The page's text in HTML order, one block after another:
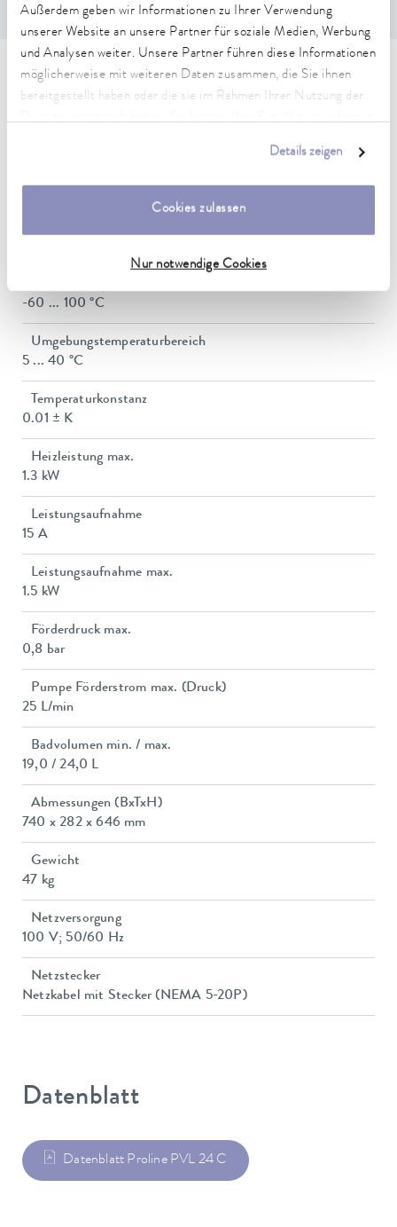
Außerdem geben wir Informationen zu Ihrer Verwendung
unserer Website an unsere Partner für soziale Medien, Werbung
und Analysen weiter. Unsere Partner führen diese Informationen
möglicherweise mit weiteren Daten zusammen, die Sie ihnen
bereitgestellt haben oder die sie im Rahmen Ihrer Nutzung der
Details zeigen
Cookies zulassen
Nur notwendige Cookies
Technische Merkmale (nach
DIN 12876)
30 ... 100 °C
-60 ... 100 °C
Umgebungstemperaturbereich
5 ... 40 °C
Temperaturkonstanz
0.01 ± K
Heizleistung max.
1.3 kW
Leistungsaufnahme
15 A
Leistungsaufnahme max.
1.5 kW
Förderdruck max.
0,8 bar
Pumpe Förderstrom max. (Druck)
25 L/min
Badvolumen min. / max.
19,0 / 24,0 L
Abmessungen (BxTxH)
740 x 282 x 646 mm
Gewicht
47 kg
Netzversorgung
100 V; 50/60 Hz
Netzstecker
Netzkabel mit Stecker (NEMA 5-20P)
Datenblatt
Datenblatt Proline PVL 24 C